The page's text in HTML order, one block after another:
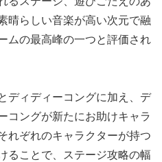
晴らしい音楽が高い次元で融
ムの最高峰の一つと評価され
ディディーコングに加え、 デ
コングが新たにお助けキャラ
れぞれのキャラクターが持つ
ることで、ステージ攻略の幅